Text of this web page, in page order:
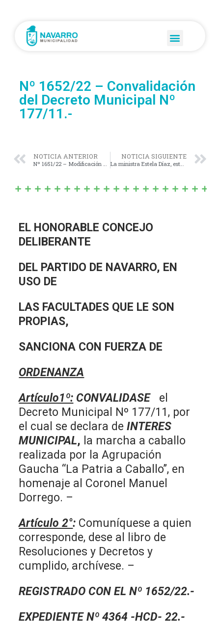
Nº 1652/22 – Convalidación
del Decreto Municipal Nº
177/11.-
NOTICIA ANTERIOR
Nº 1651/22 – Modificación del Artículo 1º de la Ordenanza Municipal Nº 1634/2021 (Comercio Amigo de la Lactancia).
NOTICIA SIGUIENTE
La ministra Estela Díaz, estuvo este martes en Navarro.
EL HONORABLE CONCEJO
DELIBERANTE
DEL PARTIDO DE NAVARRO, EN
USO DE
LAS FACULTADES QUE LE SON
PROPIAS,
SANCIONA CON FUERZA DE
ORDENANZA
Artículo1º: CONVALIDASEel
Decreto Municipal Nº 177/11, por
el cual se declara deINTERES
MUNICIPAL, la marcha a caballo
realizada por la Agrupación
Gaucha “La Patria a Caballo”, en
homenaje al Coronel Manuel
Dorrego. –
Artículo 2°: Comuníquese a quien
corresponde, dese al libro de
Resoluciones y Decretos y
cumplido, archívese. –
REGISTRADO CON EL Nº 1652/22.-
EXPEDIENTE Nº 4364 -HCD- 22.-